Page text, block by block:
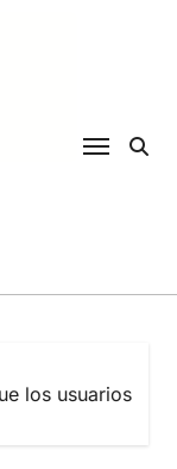
los usuarios